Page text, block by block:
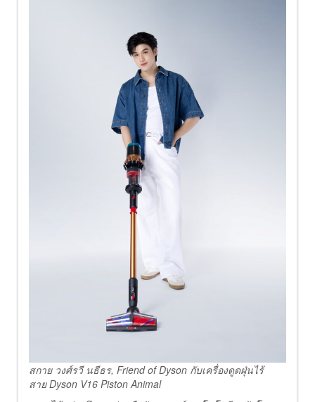
สกาย วงศ์รวี นธีธร, Friend of Dyson กับเครื่องดูดฝุ่นไร้
สาย Dyson V16 Piston Animal